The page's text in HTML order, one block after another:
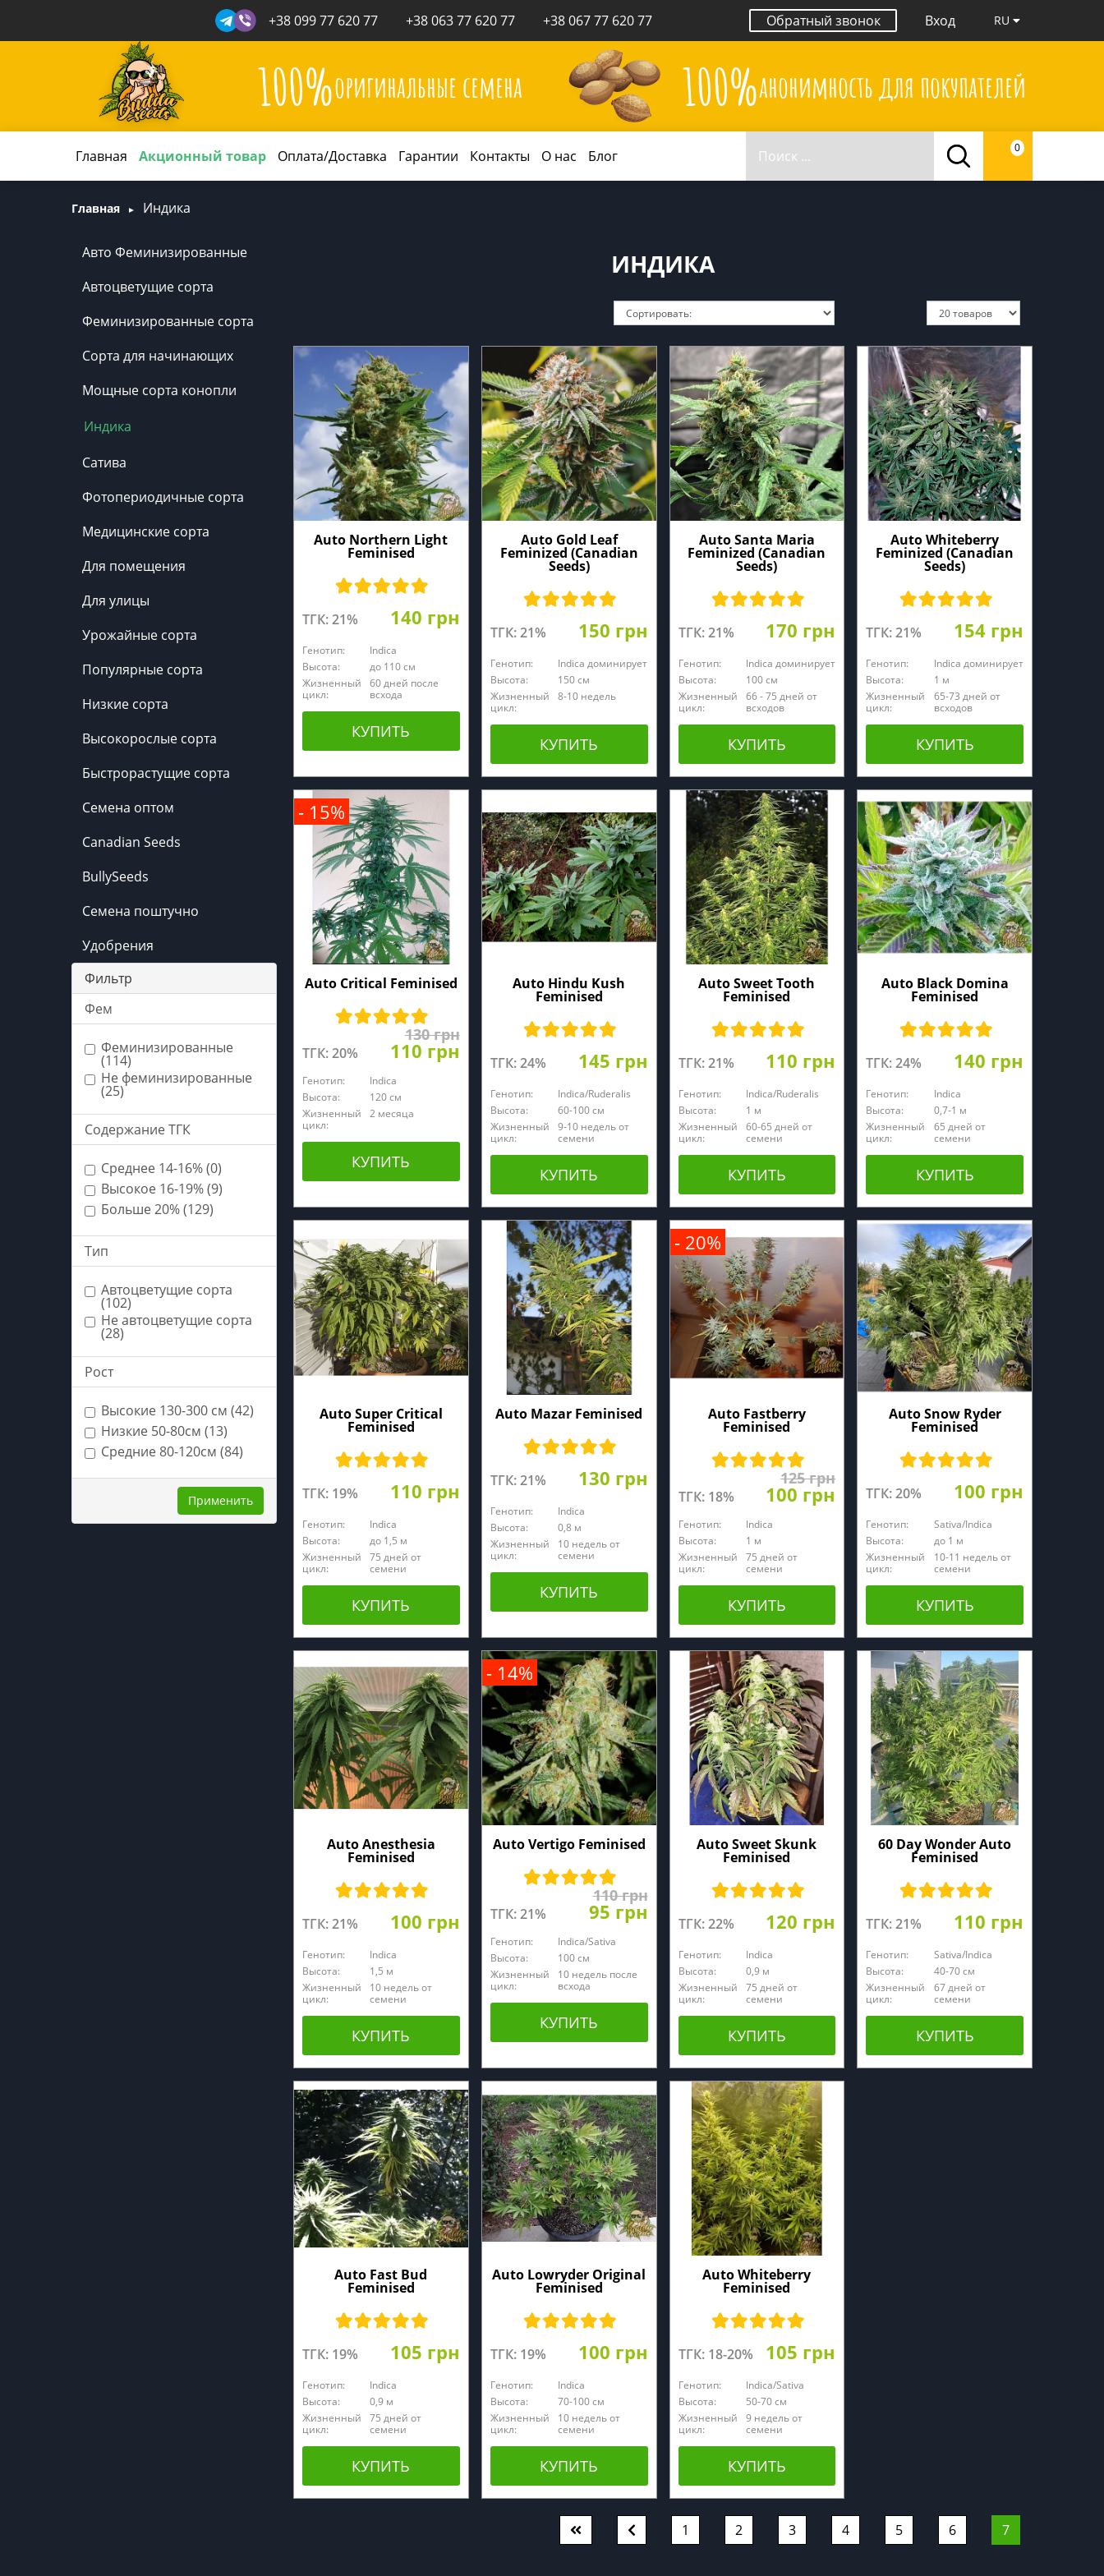
+38 099 77 620 77 +38 063 77 620 77 +38 067 77 620 77 Обратный звонок Вход RU
100%оригинальные семена 100%анонимность для покупателей
Главная Акционный товар Оплата/Доставка Гарантии Контакты О нас Блог 0
Главная Индика
Авто Феминизированные
Автоцветущие сорта
Феминизированные сорта
Сорта для начинающих
Мощные сорта конопли
Индика
Сатива
Фотопериодичные сорта
Медицинские сорта
Для помещения
Для улицы
Урожайные сорта
Популярные сорта
Низкие сорта
Высокорослые сорта
Быстрорастущие сорта
Семена оптом
Canadian Seeds
BullySeeds
Семена поштучно
Удобрения
Фильтр
Фем
Феминизированные
(114)
Не феминизированные
(25)
Содержание ТГК
Среднее 14-16% (0)
Высокое 16-19% (9)
Больше 20% (129)
Тип
Автоцветущие сорта
(102)
Не автоцветущие сорта
(28)
Рост
Высокие 130-300 см (42)
Низкие 50-80см (13)
Средние 80-120см (84)
Применить
ИНДИКА
Auto Northern Light
Feminised
ТГК: 21% 140 грн
Генотип:
Indica
Высота:
до 110 см
Жизненный
цикл:
60 дней после
всхода
КУПИТЬ
Auto Gold Leaf
Feminized (Canadian
Seeds)
ТГК: 21% 150 грн
Генотип:
Indica доминирует
Высота:
150 cм
Жизненный
цикл:
8-10 недель
КУПИТЬ
Auto Santa Maria
Feminized (Canadian
Seeds)
ТГК: 21% 170 грн
Генотип:
Indica доминирует
Высота:
100 cм
Жизненный
цикл:
66 - 75 дней от
всходов
КУПИТЬ
Auto Whiteberry
Feminized (Canadian
Seeds)
ТГК: 21% 154 грн
Генотип:
Indica доминирует
Высота:
1 м
Жизненный
цикл:
65-73 дней от
всходов
КУПИТЬ
Auto Critical Feminised
ТГК: 20%
130 грн
110 грн
Генотип:
Indica
Высота:
120 см
Жизненный
цикл:
2 месяца
КУПИТЬ
- 15%
Auto Hindu Kush
Feminised
ТГК: 24% 145 грн
Генотип:
Indica/Ruderalis
Высота:
60-100 см
Жизненный
цикл:
9-10 недель от
семени
КУПИТЬ
Auto Sweet Tooth
Feminised
ТГК: 21% 110 грн
Генотип:
Indica/Ruderalis
Высота:
1 м
Жизненный
цикл:
60-65 дней от
семени
КУПИТЬ
Auto Black Domina
Feminised
ТГК: 24% 140 грн
Генотип:
Indica
Высота:
0,7-1 м
Жизненный
цикл:
65 дней от
семени
КУПИТЬ
Auto Super Critical
Feminised
ТГК: 19% 110 грн
Генотип:
Indica
Высота:
до 1,5 м
Жизненный
цикл:
75 дней от
семени
КУПИТЬ
Auto Mazar Feminised
ТГК: 21% 130 грн
Генотип:
Indica
Высота:
0,8 м
Жизненный
цикл:
10 недель от
семени
КУПИТЬ
Auto Fastberry
Feminised
ТГК: 18%
125 грн
100 грн
Генотип:
Indica
Высота:
1 м
Жизненный
цикл:
75 дней от
семени
КУПИТЬ
- 20%
Auto Snow Ryder
Feminised
ТГК: 20% 100 грн
Генотип:
Sativa/Indica
Высота:
до 1 м
Жизненный
цикл:
10-11 недель от
семени
КУПИТЬ
Auto Anesthesia
Feminised
ТГК: 21% 100 грн
Генотип:
Indica
Высота:
1,5 м
Жизненный
цикл:
10 недель от
семени
КУПИТЬ
Auto Vertigo Feminised
ТГК: 21%
110 грн
95 грн
Генотип:
Indica/Sativa
Высота:
100 см
Жизненный
цикл:
10 недель после
всхода
КУПИТЬ
- 14%
Auto Sweet Skunk
Feminised
ТГК: 22% 120 грн
Генотип:
Indica
Высота:
0,9 м
Жизненный
цикл:
75 дней от
семени
КУПИТЬ
60 Day Wonder Auto
Feminised
ТГК: 21% 110 грн
Генотип:
Sativa/Indica
Высота:
40-70 см
Жизненный
цикл:
67 дней от
семени
КУПИТЬ
Auto Fast Bud
Feminised
ТГК: 19% 105 грн
Генотип:
Indica
Высота:
0,9 м
Жизненный
цикл:
75 дней от
семени
КУПИТЬ
Auto Lowryder Original
Feminised
ТГК: 19% 100 грн
Генотип:
Indica
Высота:
70-100 см
Жизненный
цикл:
10 недель от
семени
КУПИТЬ
Auto Whiteberry
Feminised
ТГК: 18-20% 105 грн
Генотип:
Indica/Sativa
Высота:
50-70 см
Жизненный
цикл:
9 недель от
семени
КУПИТЬ
1 2 3 4 5 6 7